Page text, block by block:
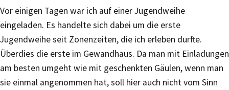
Vor einigen Tagen war ich auf einer Jugendweihe
eingeladen. Es handelte sich dabei um die erste
Jugendweihe seit Zonenzeiten, die ich erleben durfte.
Überdies die erste im Gewandhaus. Da man mit Einladungen
am besten umgeht wie mit geschenkten Gäulen, wenn man
sie einmal angenommen hat, soll hier auch nicht vom Sinn